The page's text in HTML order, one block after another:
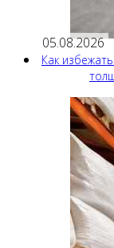
05.08.2026
Как